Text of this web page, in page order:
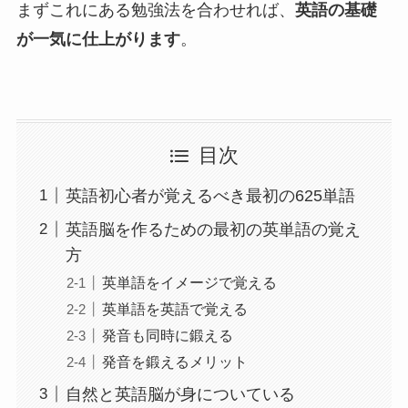
まずこれにある勉強法を合わせれば、 英語の基礎
が一気に仕上がります。
目次
英語初心者が覚えるべき最初の625単語
英語脳を作るための最初の英単語の覚え
方
英単語をイメージで覚える
英単語を英語で覚える
発音も同時に鍛える
発音を鍛えるメリット
自然と英語脳が身についている